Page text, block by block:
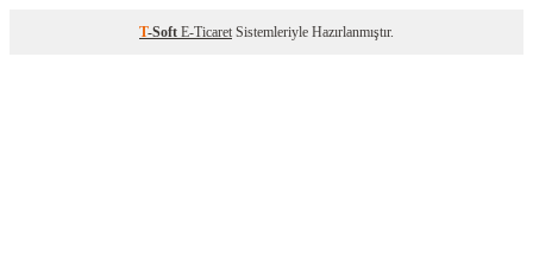
T-Soft E-Ticaret Sistemleriyle Hazırlanmıştır.